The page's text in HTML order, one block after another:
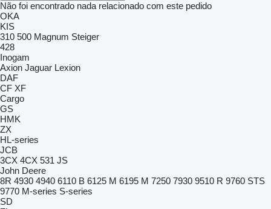
Não foi encontrado nada relacionado com este pedido
OKA
KIS
310 500 Magnum Steiger
428
Inogam
Axion Jaguar Lexion
DAF
CF XF
Cargo
GS
HMK
ZX
HL-series
JCB
3CX 4CX 531 JS
John Deere
8R 4930 4940 6110 B 6125 M 6195 M 7250 7930 9510 R 9760 STS
9770 M-series S-series
SD